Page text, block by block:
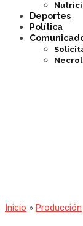
Deportes
Política
Inicio » Producción